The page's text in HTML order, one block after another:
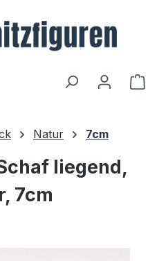
Natur 7cm
liegend,
7cm